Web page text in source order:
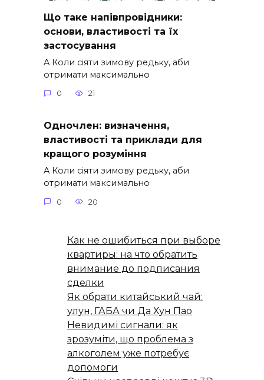
Що таке напівпровідники:
основи, властивості та їх
застосування
A Коли сіяти зимову редьку, аби
отримати максимально
0 21
Одночлен: визначення,
властивості та приклади для
кращого розуміння
A Коли сіяти зимову редьку, аби
отримати максимально
0 20
Как не ошибиться при выборе
квартиры: на что обратить
внимание до подписания
сделки
Як обрати китайський чай:
улун, ГАБА чи Да Хун Пао
Невидимі сигнали: як
зрозуміти, що проблема з
алкоголем уже потребує
допомоги